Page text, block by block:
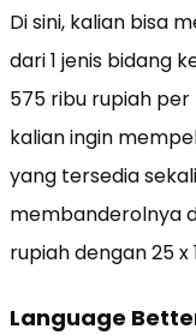
Di sini, kalian bisa
dari 1 jenis bidang
575 ribu rupiah
kalian ingin
yang tersedia
membanderolnya
rupiah dengan 25
Language